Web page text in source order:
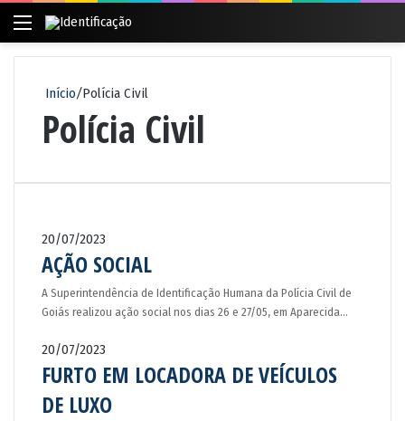
Menu
Início/Polícia Civil
Polícia Civil
20/07/2023
AÇÃO SOCIAL
A Superintendência de Identificação Humana da Polícia Civil de
Goiás realizou ação social nos dias 26 e 27/05, em Aparecida…
20/07/2023
FURTO EM LOCADORA DE VEÍCULOS
DE LUXO